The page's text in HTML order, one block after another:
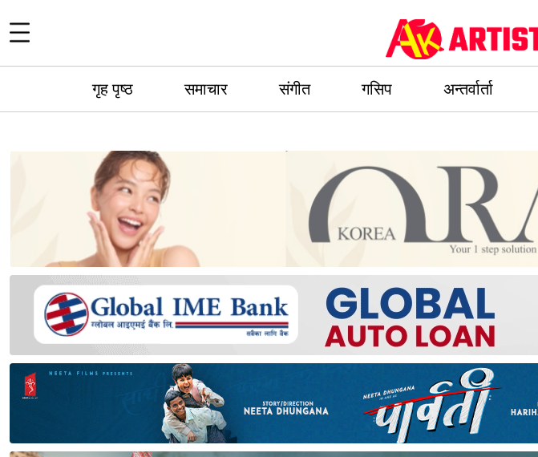
गृह पृष्ठ समाचार संगीत गसिप अन्तर्वार्ता